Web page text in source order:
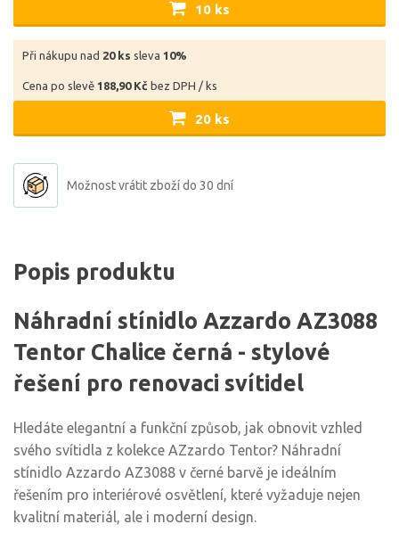
10 ks
Při nákupu nad 20 ks sleva 10%
Cena po slevě 188,90 Kč bez DPH / ks
20 ks
Možnost vrátit zboží do 30 dní
Popis produktu
Náhradní stínidlo Azzardo AZ3088
Tentor Chalice černá - stylové
řešení pro renovaci svítidel
Hledáte elegantní a funkční způsob, jak obnovit vzhled
svého svítidla z kolekce AZzardo Tentor? Náhradní
stínidlo Azzardo AZ3088 v černé barvě je ideálním
řešením pro interiérové osvětlení, které vyžaduje nejen
kvalitní materiál, ale i moderní design.